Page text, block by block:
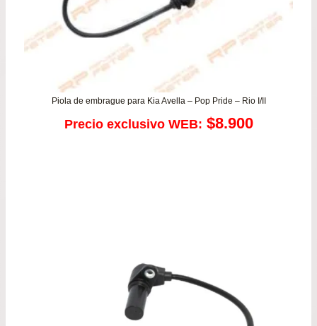
Piola de embrague para Kia Avella – Pop Pride – Rio I/II
Precio exclusivo WEB: $8.900